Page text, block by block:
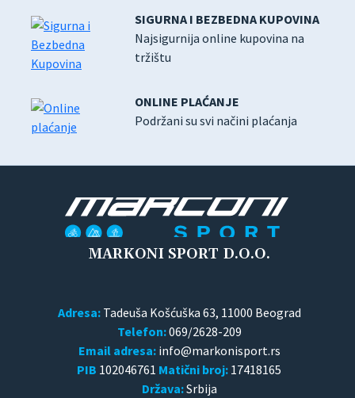
SIGURNA I BEZBEDNA KUPOVINA
Najsigurnija online kupovina na
tržištu
ONLINE PLAĆANJE
Podržani su svi načini plaćanja
MARKONI SPORT D.O.O.
Adresa:Tadeuša Košćuška 63, 11000 Beograd
Telefon:069/2628-209
Email adresa:
PIB 102046761 Matični broj: 17418165
Država:Srbija